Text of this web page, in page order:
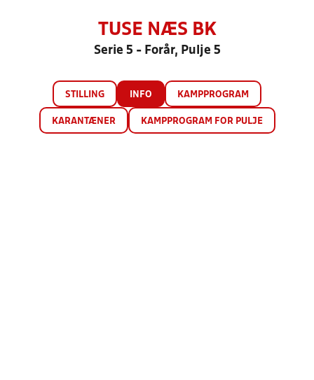
TUSE NÆS BK
Serie 5 - Forår, Pulje 5
STILLING INFO KAMPPROGRAM
KARANTÆNER KAMPPROGRAM FOR PULJE